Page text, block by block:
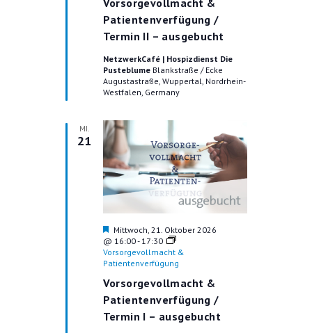
Patientenverfügung /
Termin II – ausgebucht
r
e
h
b
e
n
NetzwerkCafé | Hospizdienst Die
Pusteblume Blankstraße / Ecke
Augustastraße, Wuppertal, Nordrhein-
Westfalen, Germany
MI.
21
Vorsorgevollmacht &
Patientenverfügung /
Termin I – ausgebucht
H
e
r
v
r
g
e
h
Mittwoch, 21. Oktober 2026
@ 16:00- 17:30
Vorsorgevollmacht &
Patientenverfügung